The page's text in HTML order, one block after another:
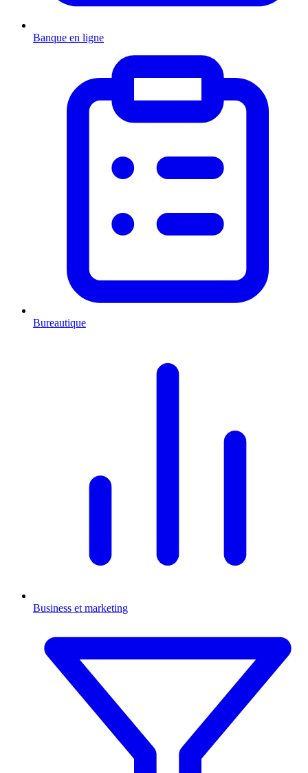
Banque en ligne
Bureautique
Business et marketing